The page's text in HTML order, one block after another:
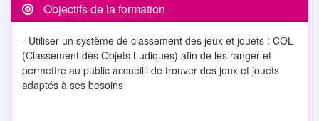
Objectifs de la formation
- Utiliser un système de classement des jeux et jouets : COL
(Classement des Objets Ludiques) afin de les ranger et
permettre au public accueilli de trouver des jeux et jouets
adaptés à ses besoins